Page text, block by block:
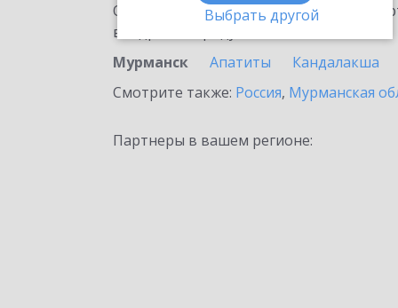
Выбрать другой
Ознакомьтесь с информационными
внедрение продукта.
Мурманск
Апатиты Кандалакша
Смотрите также: Россия, Мурманская
Партнеры в вашем регионе: